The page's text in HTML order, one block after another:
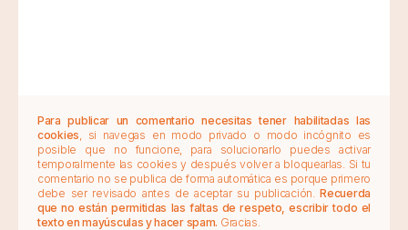
Para publicar un comentario necesitas tener habilitadas las
cookies , si navegas en modo privado o modo incógnito es
posible que no funcione, para solucionarlo puedes activar
temporalmente las cookies y después volver a bloquearlas. Si tu
comentario no se publica de forma automática es porque primero
debe ser revisado antes de aceptar su publicación.Recuerda
que no están permitidas las faltas de respeto, escribir todo el
texto en mayúsculas y hacer spam. Gracias.